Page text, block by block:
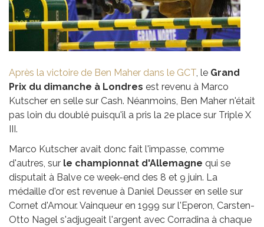
Après la victoire de Ben Maher dans le GCT, le Grand
Prix du dimanche à Londres est revenu à Marco
Kutscher en selle sur Cash. Néanmoins, Ben Maher n'était
pas loin du doublé puisqu'il a pris la 2e place sur Triple X
III.
Marco Kutscher avait donc fait l'impasse, comme
d'autres, sur le championnat d'Allemagne qui se
disputait à Balve ce week-end des 8 et 9 juin. La
médaille d'or est revenue à Daniel Deusser en selle sur
Cornet d'Amour. Vainqueur en 1999 sur l'Eperon, Carsten-
Otto Nagel s'adjugeait l'argent avec Corradina à chaque